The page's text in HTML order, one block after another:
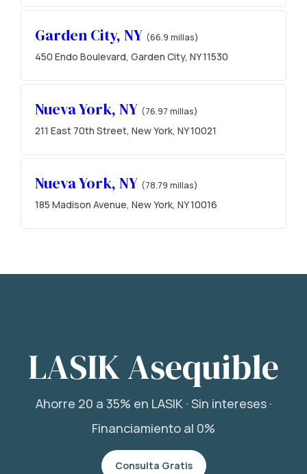
Garden City, NY (66.9 millas)
450 Endo Boulevard, Garden City, NY 11530
Nueva York, NY (76.97 millas)
211 East 70th Street, New York, NY 10021
Nueva York, NY (78.79 millas)
185 Madison Avenue, New York, NY 10016
LASIK Asequible
Ahorre 20 a 35% en LASIK · Sin intereses ·
Financiamiento al 0%
Consulta Gratis